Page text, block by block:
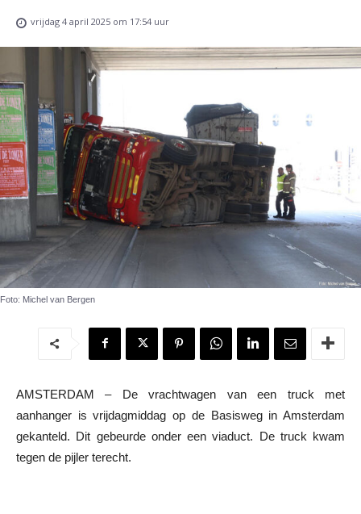
vrijdag 4 april 2025 om 17:54 uur
Foto: Michel van Bergen
AMSTERDAM – De vrachtwagen van een truck met
aanhanger is vrijdagmiddag op de Basisweg in Amsterdam
gekanteld. Dit gebeurde onder een viaduct. De truck kwam
tegen de pijler terecht.